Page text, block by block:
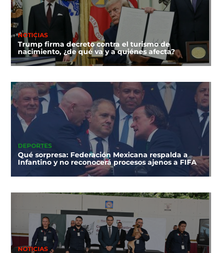
NOTICIAS
Trump firma decreto contra el turismo de
nacimiento, ¿de qué va y a quiénes afecta?
DEPORTES
Qué sorpresa: Federación Mexicana respalda a
Infantino y no reconocerá procesos ajenos a FIFA
NOTICIAS